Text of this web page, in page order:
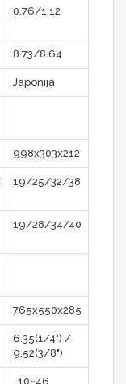
0.76/1.12
8.73/8.64
Japonija
998x303x212
19/25/32/38
19/28/34/40
765x550x285
6.35(1/4") /
9.52(3/8")
-10~46